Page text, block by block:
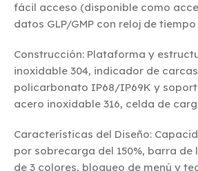
fácil acceso (disponible como
datos GLP/GMP con reloj de
Construcción: Plataforma y
inoxidable 304, indicador de
policarbonato IP68/IP69K y
acero inoxidable 316, celda de
Características del Diseño:
por sobrecarga del 150%, barra de
de 3 colores, bloqueo de menú y